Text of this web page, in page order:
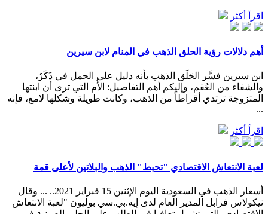
اقرأ أكثر
أهم دلالات رؤية الحلق الذهب في المنام لابن سيرين
ابن سيرين فسَّر الحَلَق الذهب بأنه دليل على الحمل في ذَكَرْ،
والشفاء من العُقم، وإليكم أهم التفاصيل: الأُم التي ترى أن ابنتها
المتزوجة ترتدي أقراطاً من الذهب، وكانت طويلة وشكلها لامع، فإنه
...
اقرأ أكثر
لعبة الانتعاش الاقتصادي "تحبط" الذهب والبلاتين لأعلى قمة
أسعار الذهب في السعودية اليوم الإثنين 15 فبراير 2021.. ... وقال
نيكولاس فرابل المدير العام لدى إيه.بي.سي بوليون "لعبة الانتعاش